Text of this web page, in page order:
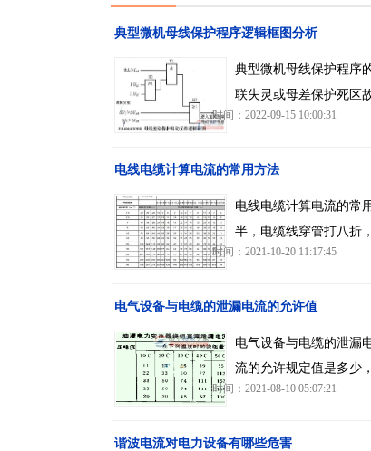
典型微机母线保护程序逻辑框图分析
典型微机母线保护程序
联失灵或母差保护死区
时间：2022-09-15 10:00:31
电线电缆计算电流的常用方法
电线电缆计算电流的常
半，电缆线穿管打八折
时间：2021-10-20 11:17:45
电气设备与电缆的泄漏电流的允许值
电气设备与电缆的泄漏
流的允许规定值是多少
时间：2021-08-10 05:07:21
谐波电流对电力设备有哪些危害